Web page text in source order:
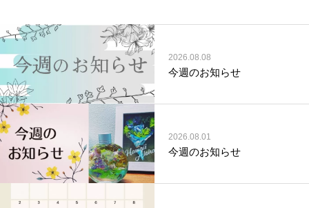
2026.08.08
今週のお知らせ
2026.08.01
今週のお知らせ